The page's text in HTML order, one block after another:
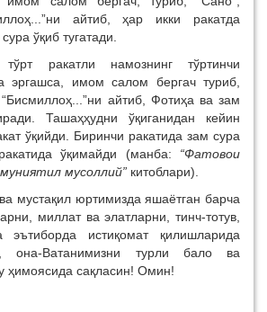
айтиб, ҳар икки ракатда
ўқиб тугатади.
ракатли намознинг тўртинчи
эргашса, имом салом бергач туриб,
“Бисмиллоҳ...”ни айтиб, Фотиҳа ва зам
Ташаҳҳудни ўқиганидан кейин
ўқийди. Биринчи ракатида зам сура
ўқимайди (манба: “Фатовои
мусоллий” китоблари).
мустақил юртимизда яшаётган барча
миллат ва элатларни, тинч-тотув,
истиқомат қилишларида
она-Ватанимизни турли бало ва
ҳимоясида сақласин! Омин!